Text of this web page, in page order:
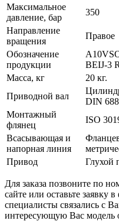
Максимальное
давление, бар
350
Направление
вращения
Правое
Обозначение
продукции
BEIJ-3
Масса, кг
20 кг.
Приводной вал
DIN
Монтажный
флянец
ISO
Всасывающая и
напорная линия
Привод
Глухой
Для заказа позвоните по
сайте или оставьте заявку
специалисты связались с
интересующую Вас модель